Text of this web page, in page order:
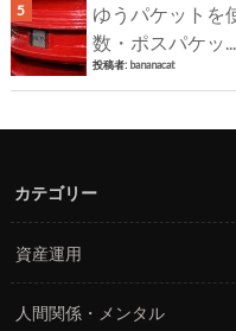
ゆうパケットを
数・ポスパケッ...
投稿者: bananacat
カテゴリー
資産運用
人間関係・メンタル